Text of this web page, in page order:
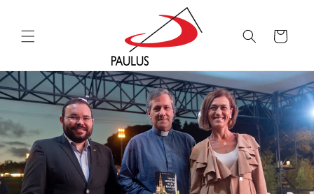
conteúdo
Carrinho